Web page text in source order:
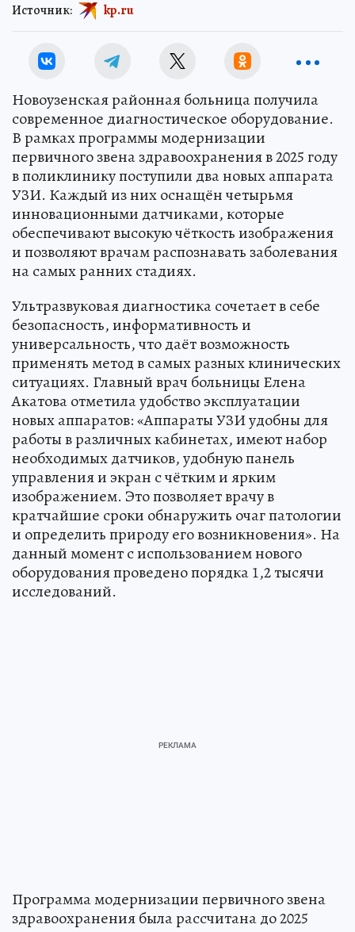
Источник: kp.ru
Новоузенская районная больница получила
современное диагностическое оборудование.
В рамках программы модернизации
первичного звена здравоохранения в 2025 году
в поликлинику поступили два новых аппарата
УЗИ. Каждый из них оснащён четырьмя
инновационными датчиками, которые
обеспечивают высокую чёткость изображения
и позволяют врачам распознавать заболевания
на самых ранних стадиях.
Ультразвуковая диагностика сочетает в себе
безопасность, информативность и
универсальность, что даёт возможность
применять метод в самых разных клинических
ситуациях. Главный врач больницы Елена
Акатова отметила удобство эксплуатации
новых аппаратов: «Аппараты УЗИ удобны для
работы в различных кабинетах, имеют набор
необходимых датчиков, удобную панель
управления и экран с чётким и ярким
изображением. Это позволяет врачу в
кратчайшие сроки обнаружить очаг патологии
и определить природу его возникновения». На
данный момент с использованием нового
оборудования проведено порядка 1,2 тысячи
исследований.
Программа модернизации первичного звена
здравоохранения была рассчитана до 2025